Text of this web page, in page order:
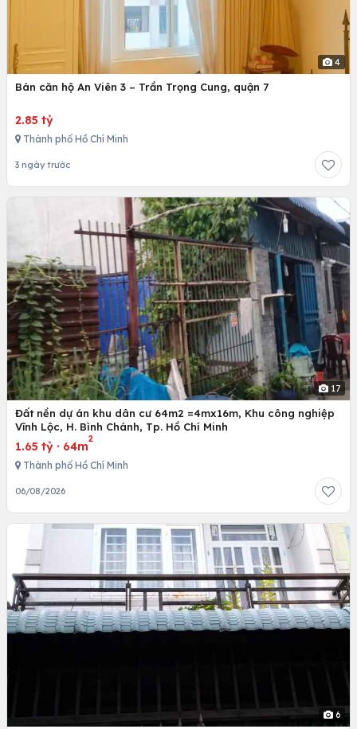
4
Bán căn hộ An Viên 3 – Trần Trọng Cung, quận 7
2.85 tỷ
Thành phố Hồ Chí Minh
3 ngày trước
17
Đất nền dự án khu dân cư 64m2 =4mx16m, Khu công nghiệp
Vĩnh Lộc, H. Bình Chánh, Tp. Hồ Chí Minh
1.65 tỷ · 64m
2
Thành phố Hồ Chí Minh
06/08/2026
6